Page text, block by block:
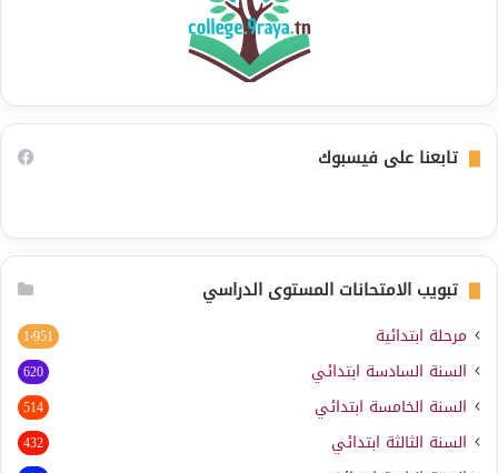
تابعنا على فيسبوك
تبويب الامتحانات المستوى الدراسي
مرحلة ابتدائية 1٬951
السنة السادسة ابتدائي 620
السنة الخامسة ابتدائي 514
السنة الثالثة ابتدائي 432